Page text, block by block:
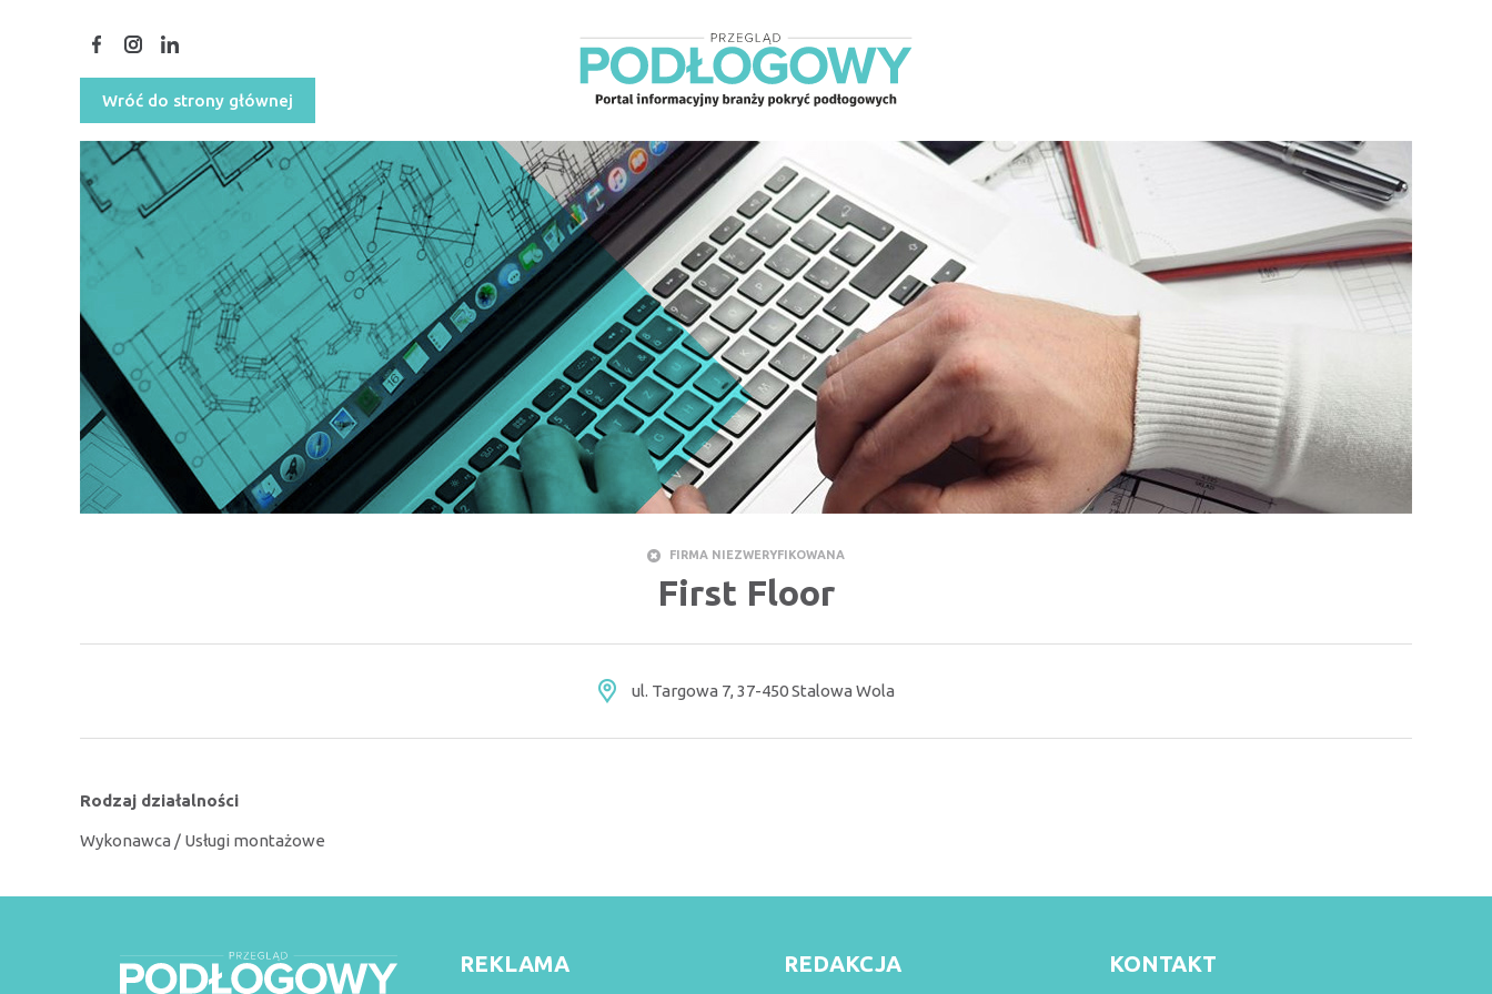
Wróć do strony głównej
FIRMA NIEZWERYFIKOWANA
First Floor
ul. Targowa 7, 37-450 Stalowa Wola
Rodzaj działalności
Wykonawca / Usługi montażowe
REKLAMA REDAKCJA KONTAKT